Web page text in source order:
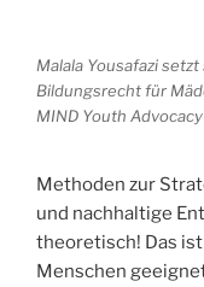
Malala Yousafazi
Bildungsrecht für
MIND Youth
Methoden zur
und nachhaltige
theoretisch! Das
Menschen